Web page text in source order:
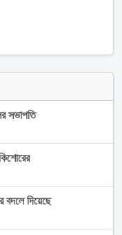
সভাপতি
বদলে দিয়েছে